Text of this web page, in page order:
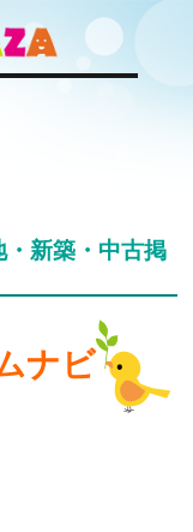
・新築・中古掲
ナビ